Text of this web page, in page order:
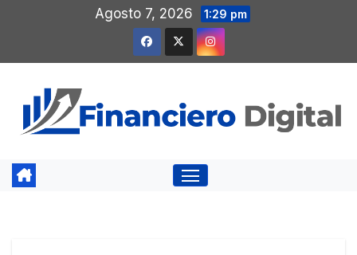
contenido
Agosto 7, 2026 1:29 pm